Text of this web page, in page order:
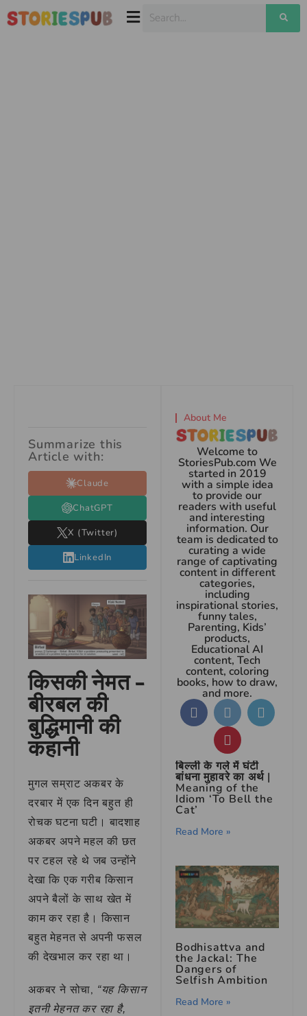
Summarize this
Article with:
Claude
ChatGPT
X (Twitter)
LinkedIn
किसकी नेमत –
बीरबल की
बुद्धिमानी की
कहानी
मुगल सम्राट अकबर के
दरबार में एक दिन बहुत ही
रोचक घटना घटी। बादशाह
अकबर अपने महल की छत
पर टहल रहे थे जब उन्होंने
देखा कि एक गरीब किसान
अपने बैलों के साथ खेत में
काम कर रहा है। किसान
बहुत मेहनत से अपनी फसल
की देखभाल कर रहा था।
अकबर ने सोचा, “यह किसान
इतनी मेहनत कर रहा है,
About Me
Welcome to
StoriesPub.com We
started in 2019
with a simple idea
to provide our
readers with useful
and interesting
information. Our
team is dedicated to
curating a wide
range of captivating
content in different
categories,
including
inspirational stories,
funny tales,
Parenting, Kids’
products,
Educational AI
content, Tech
content, coloring
books, how to draw,
and more.
बिल्ली के गले में घंटी
बांधना मुहावरे का अर्थ |
Meaning of the
Idiom ‘To Bell the
Cat’
Read More »
Bodhisattva and
the Jackal: The
Dangers of
Selfish Ambition
Read More »